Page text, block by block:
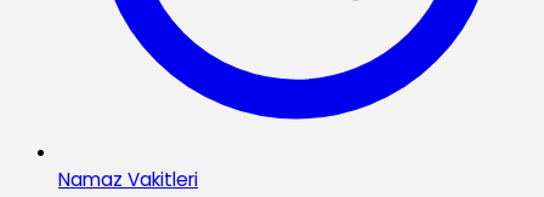
Namaz Vakitleri